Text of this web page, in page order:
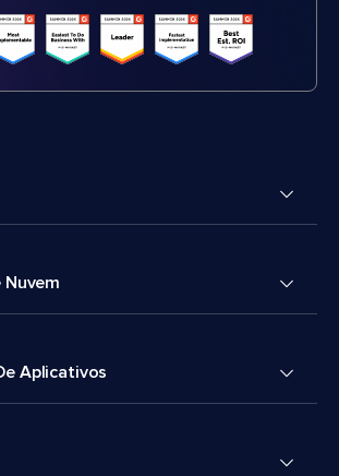
Nuvem
Aplicativos